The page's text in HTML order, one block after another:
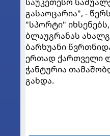
გასაოცარია", -
"სპორტი"
ბლაუგრანას
ბარხუანი
ერთად ქართველი
ჭანტურია
გახდა.